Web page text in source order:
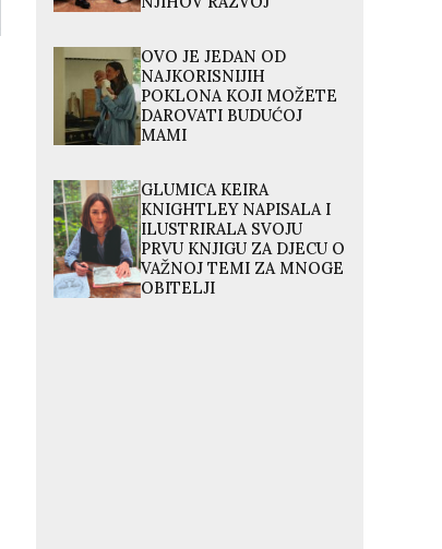
OVO JE JEDAN OD
NAJKORISNIJIH
POKLONA KOJI MOŽETE
DAROVATI BUDUĆOJ
MAMI
GLUMICA KEIRA
KNIGHTLEY NAPISALA I
ILUSTRIRALA SVOJU
PRVU KNJIGU ZA DJECU O
VAŽNOJ TEMI ZA MNOGE
OBITELJI